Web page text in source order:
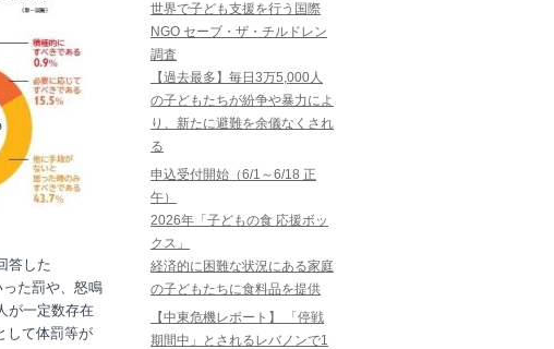
答した
た罰や、怒鳴
が一定数存在
して体罰等が
世界で子ども支援を行う国際
NGO セーブ・ザ・チルドレン
調査
【過去最多】毎日3万5,000人
の子どもたちが紛争や暴力によ
り、新たに避難を余儀なくされ
る
申込受付開始（6/1～6/18 正
午）
2026年「子どもの食 応援ボッ
クス」
経済的に困難な状況にある家庭
の子どもたちに食料品を提供
【中東危機レポート】 「停戦
期間中」とされるレバノンで1